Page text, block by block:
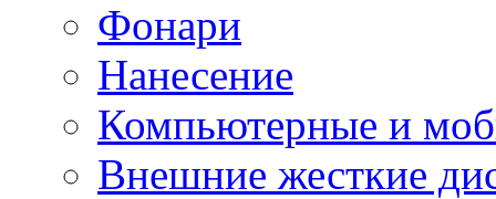
Фонари
Нанесение
Компьютерные и
Внешние жесткие